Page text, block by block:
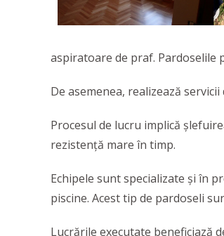
aspiratoare de praf. Pardoselile
De asemenea, realizează servicii
Procesul de lucru implică
rezistență mare în timp.
Echipele sunt specializate și în
piscine. Acest tip de pardoseli
Lucrările executate beneficiază